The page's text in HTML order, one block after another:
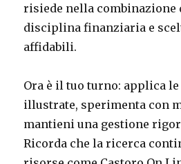
risiede nella combinazione
disciplina finanziaria e
affidabili.
Ora è il tuo turno: applica
illustrate, sperimenta con
mantieni una gestione
Ricorda che la ricerca